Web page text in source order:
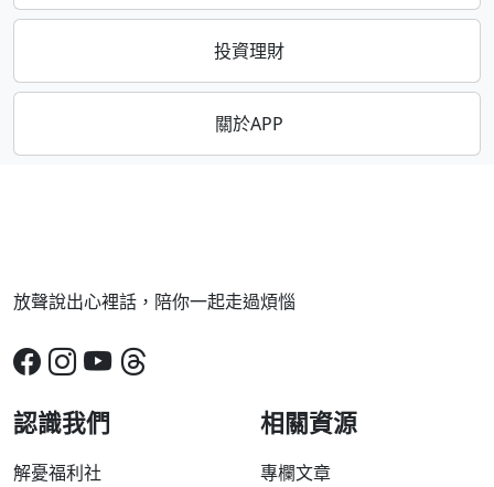
投資理財
關於APP
放聲說出心裡話，陪你一起走過煩惱
認識我們
解憂福利社
相關資源
專欄文章